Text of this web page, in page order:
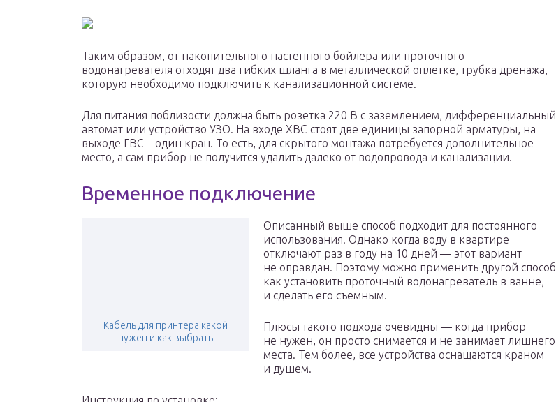
Таким образом, от накопительного настенного бойлера или проточного
водонагревателя отходят два гибких шланга в металлической оплетке, трубка дренажа,
которую необходимо подключить к канализационной системе.
Для питания поблизости должна быть розетка 220 В с заземлением, дифференциальный
автомат или устройство УЗО. На входе ХВС стоят две единицы запорной арматуры, на
выходе ГВС – один кран. То есть, для скрытого монтажа потребуется дополнительное
место, а сам прибор не получится удалить далеко от водопровода и канализации.
Временное подключение
Кабель для принтера какой
нужен и как выбрать
Описанный выше способ подходит для постоянного
использования. Однако когда воду в квартире
отключают раз в году на 10 дней — этот вариант
не оправдан. Поэтому можно применить другой способ
как установить проточный водонагреватель в ванне,
и сделать его съемным.
Плюсы такого подхода очевидны — когда прибор
не нужен, он просто снимается и не занимает лишнего
места. Тем более, все устройства оснащаются краном
и душем.